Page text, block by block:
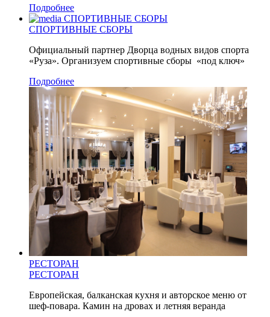
Подробнее
СПОРТИВНЫЕ СБОРЫ
СПОРТИВНЫЕ СБОРЫ
Официальный партнер Дворца водных видов спорта
«Руза». Организуем спортивные сборы «под ключ»
Подробнее
РЕСТОРАН
РЕСТОРАН
Европейская, балканская кухня и авторское меню от
шеф-повара. Камин на дровах и летняя веранда